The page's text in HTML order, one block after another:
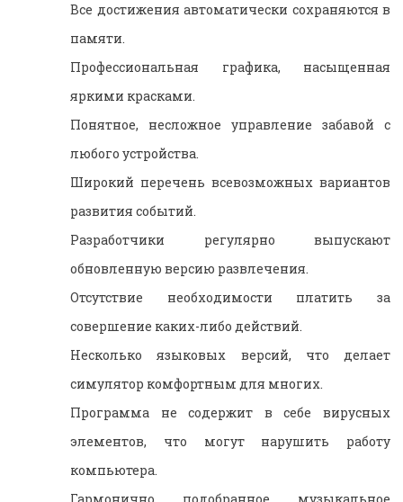
Все достижения автоматически сохраняются в
памяти.
Профессиональная графика, насыщенная
яркими красками.
Понятное, несложное управление забавой с
любого устройства.
Широкий перечень всевозможных вариантов
развития событий.
Разработчики регулярно выпускают
обновленную версию развлечения.
Отсутствие необходимости платить за
совершение каких-либо действий.
Несколько языковых версий, что делает
симулятор комфортным для многих.
Программа не содержит в себе вирусных
элементов, что могут нарушить работу
компьютера.